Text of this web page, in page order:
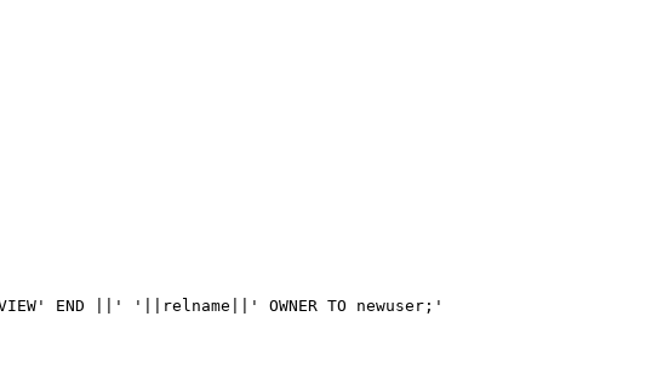
END ||' '||relname||' OWNER TO newuser;'